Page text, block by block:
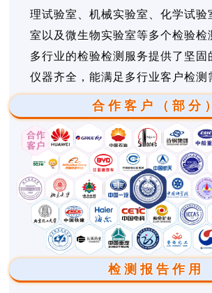
理试验室、机械实验室、化学试验
室以及微生物实验室等多个检验检
多行业的检验检测服务提供了坚固
仪器齐全，能满足多行业客户检测
合作客户（部分
检测报告作用